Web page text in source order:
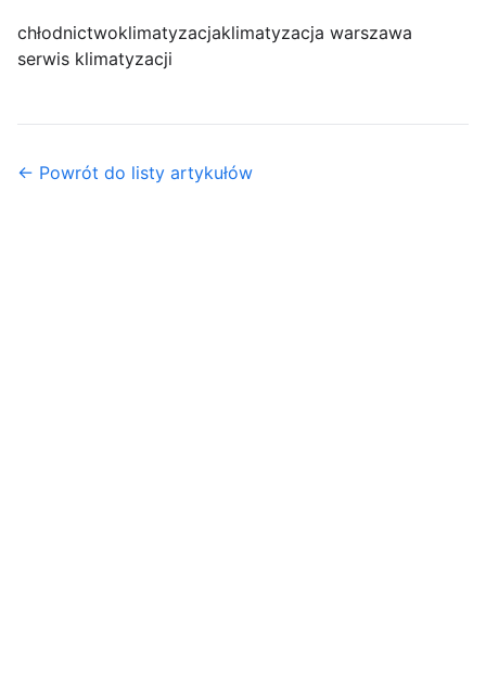
chłodnictwoklimatyzacjaklimatyzacja warszawa
serwis klimatyzacji
← Powrót do listy artykułów